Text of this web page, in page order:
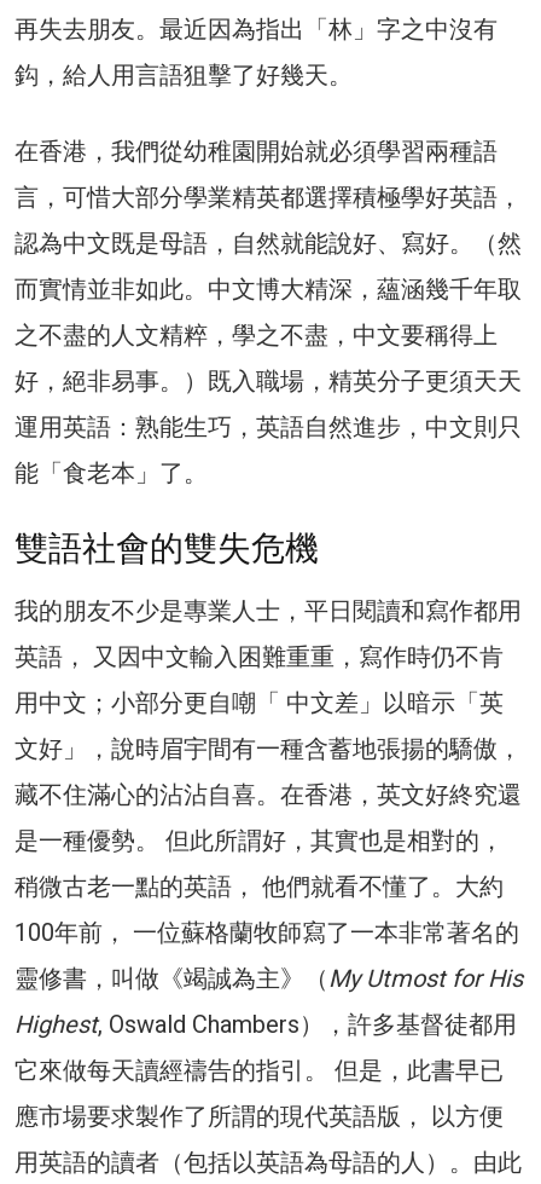
再失去朋友。最近因為指出「林」字之中沒有
鈎，給人用言語狙擊了好幾天。
在香港，我們從幼稚園開始就必須學習兩種語
言，可惜大部分學業精英都選擇積極學好英語，
認為中文既是母語，自然就能說好、寫好。（然
而實情並非如此。中文博大精深，蘊涵幾千年取
之不盡的人文精粹，學之不盡，中文要稱得上
好，絕非易事。）既入職場，精英分子更須天天
運用英語：熟能生巧，英語自然進步，中文則只
能「食老本」了。
雙語社會的雙失危機
我的朋友不少是專業人士，平日閱讀和寫作都用
英語， 又因中文輸入困難重重，寫作時仍不肯
用中文；小部分更自嘲「 中文差」以暗示「英
文好」，說時眉宇間有一種含蓄地張揚的驕傲，
藏不住滿心的沾沾自喜。在香港，英文好終究還
是一種優勢。 但此所謂好，其實也是相對的，
稍微古老一點的英語， 他們就看不懂了。大約
100年前， 一位蘇格蘭牧師寫了一本非常著名的
靈修書，叫做《竭誠為主》（My Utmost for His
Highest, Oswald Chambers），許多基督徒都用
它來做每天讀經禱告的指引。 但是，此書早已
應市場要求製作了所謂的現代英語版， 以方便
用英語的讀者（包括以英語為母語的人）。由此